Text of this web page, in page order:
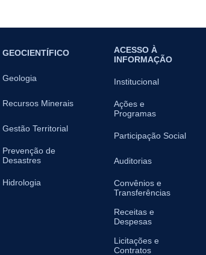
GEOCIENTÍFICO
Geologia
Recursos Minerais
Gestão Territorial
Prevenção de
Desastres
Hidrologia
ACESSO À
INFORMAÇÃO
Institucional
Ações e
Programas
Participação Social
Auditorias
Convênios e
Transferências
Receitas e
Despesas
Licitações e
Contratos